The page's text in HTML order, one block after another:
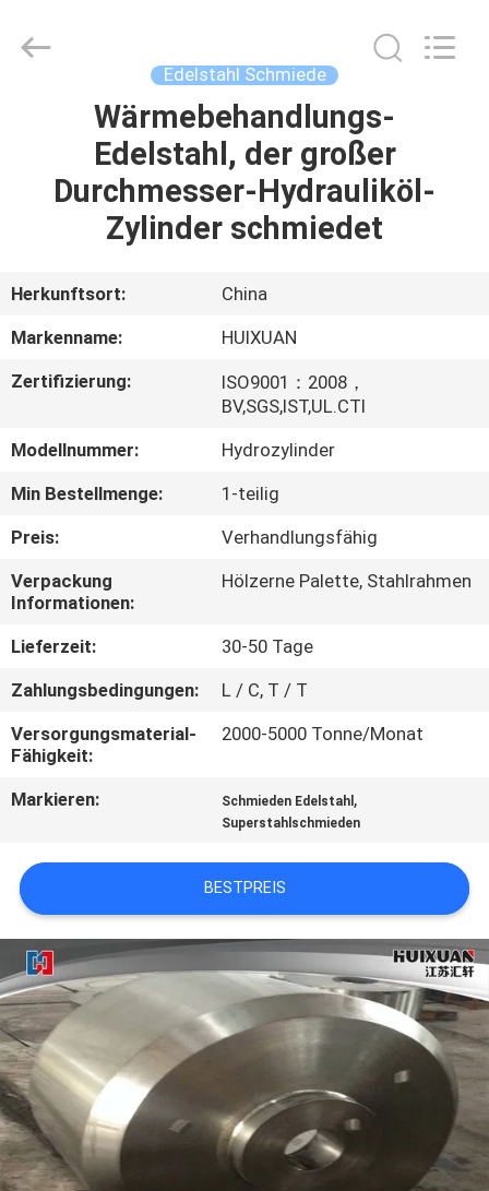
PRODUKTE
ÜBER
QUALITÄTSKONTROLLE
SITEMAP
PRIVACY
ENERGY
EQUIPMENT
Edelstahl Schmiede
Wärmebehandlungs-
Edelstahl, der großer
Durchmesser-Hydrauliköl-
Zylinder schmiedet
Herkunftsort:
China
Markenname:
HUIXUAN
Zertifizierung:
ISO9001：2008，
BV,SGS,IST,UL.CTI
Modellnummer:
Hydrozylinder
Min Bestellmenge:
1-teilig
Preis:
Verhandlungsfähig
Verpackung
Informationen:
Hölzerne Palette, Stahlrahmen
Lieferzeit:
30-50 Tage
Zahlungsbedingungen:
L / C, T / T
Versorgungsmaterial-
Fähigkeit:
2000-5000 Tonne/Monat
Markieren: Schmieden Edelstahl ,
Superstahlschmieden
BESTPREIS